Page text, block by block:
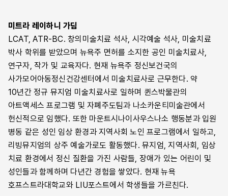
사람을 환대하는 기관으로 접근성을 높이고 역량을 향상하기 위해
필수적이다. 마지막 5부는 뮤지엄 소장품을 치료에 활용할 수
있는 실질적인 도구와 접근 방식을 제공하며 맺는다.
『뮤지엄 미술치료』의 옮긴이 주하나 또한 미술치료사로, 저자 중
하나인 미트라 레이하니 가딤과 뉴욕 퀸스박물관에서 함께 다양한
프로그램을 개발하고 실행하며 참여 대상자의 긍정적 변화를
목격하고 사회적 자원이 얼마나 많은 이점을 주는지 깨달았다.
모든 사회 구성원을 위해 공공 기관이 치료 환경으로 진화해야만
하는 이유다. 우리 사회는 팬데믹 이후로도 자연재해, 재난, 자원
수급의 불균형 등 수많은 문제에 끊임없이 진통하지만, “집단적
트라우마나 심리사회적인(psychosocial) 스트레스”는 개인이
홀로 감당하기 어렵다. 어떻게 설명해야 할지 알 수 없고 어디서
정보와 자원 속에서 자녀에게 적절한 교육 계획을 잘 파악해
두어야만 하는 부담을 떠안게 되었다. 그러므로 모든 사람에게
장애를 가진 아이들의 치료와 교육 계획을 파악하는 데 도움이
되는 자원을 더 쉽게 활용할 수 있는 환경을 우선적으로 조성할
필요가 있었다.
미셀 로페즈 토레스 & 미트라 레이하니 가딤, 「두 나라 참여
프로젝트: 자폐성 장애 아동의 가족과 뮤지엄 미술치료」, 125–
126쪽
구조적 차별에 맞서겠다고 발표한 뮤지엄이 처한 모순적인 상황
속에서 과연 우리가 얼마나 치료를 위해 노력할 수 있을지,
정당성을 끌어올릴 수 있을지 회의가 들었다. … “뮤지엄은
오랫동안 자신들의 가치와 활동을 권력과 밀접한 관계를 맺지
— 애슐리 하트만
2부 뮤지엄 미술치료와 지역 사회 협력
3장 지속적인 변화를 위한 지역 사회 협력: 범죄소년과 뮤지엄
미술치료
— 멤피스브룩스미술관 | 페이지 셰인버그 & 캐시 덤라오
4장 뮤지엄 미술치료와 접근성 및 교육, 공공 프로그램의 협업
— 뉴욕 퀸스박물관 | 미트라 레이하니 가딤
5장 두 나라 참여 프로젝트: 자폐성 장애 아동의 가족과 뮤지엄
미술치료
— 마드리드 ICO박물관, 뉴욕 퀸스박물관 | 미셀 로페즈 토레스 &
미트라 레이하니 가딤
6장 ‘뉴욕 파노라마’를 빛내는 인턴, 인턴을 보조하는 협력 기관
미트라 레이하니 가딤
LCAT, ATR-BC. 창의미술치료 석사, 시각예술 석사, 미술치료
박사 학위를 받았으며 뉴욕주 면허를 소지한 공인 미술치료사,
연구자, 작가 및 교육자다. 현재 뉴욕주 정신보건국의
사가모어아동정신건강센터에서 미술치료사로 근무한다. 약
10년간 정규 뮤지엄 미술치료사로 일하며 퀸스박물관의
아트액세스 프로그램 및 자폐주도팀과 나소카운티미술관에서
헌신적으로 임했다. 또한 마운트시나이사우스나소 행동분과 입원
병동 같은 성인 임상 환경과 지역사회 노인 프로그램에서 일하고,
리빙뮤지엄의 상주 예술가로도 활동했다. 뮤지엄, 지역사회, 임상
치료 환경에서 정신 질환을 가진 사람들, 장애가 있는 어린이 및
성인들과 함께하며 다년간 경험을 쌓았다. 현재 뉴욕
호프스트라대학교와 LIU포스트에서 학생들을 가르친다.